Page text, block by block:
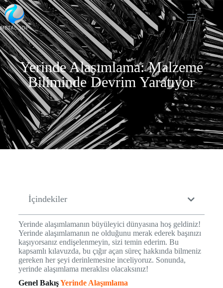
Yerinde Alaşımlama: Malzeme
Biliminde Devrim Yaratıyor
İçindekiler
Yerinde alaşımlamanın büyüleyici dünyasına hoş geldiniz!
Yerinde alaşımlamanın ne olduğunu merak ederek başınızı
kaşıyorsanız endişelenmeyin, sizi temin ederim. Bu
kapsamlı kılavuzda, bu çığır açan süreç hakkında bilmeniz
gereken her şeyi derinlemesine inceliyoruz. Sonunda,
yerinde alaşımlama meraklısı olacaksınız!
Genel BakışYerinde Alaşımlama